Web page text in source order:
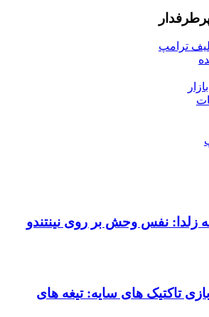
ترامپ
زلدا: نفس وحش بر روی نینتندو
تاکتیک های سایه: تیغه های